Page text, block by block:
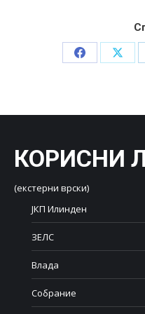
Share
Share
КОРИСНИ
(екстерни врски)
ЈКП Илинден
ЗЕЛС
Влада
Собрание